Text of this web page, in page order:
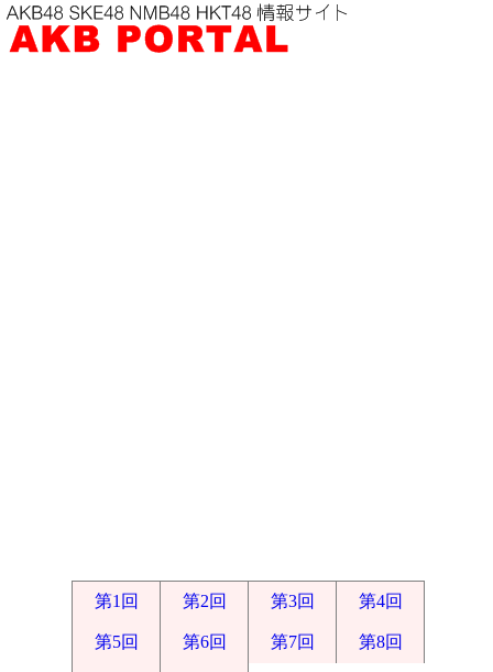
第1回 第2回 第3回 第4回
第5回 第6回 第7回 第8回